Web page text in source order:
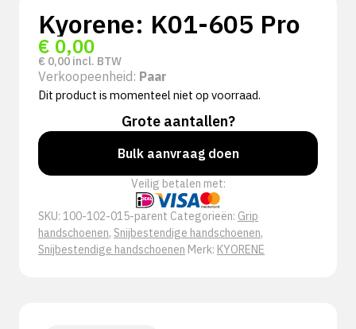
Kyorene: K01-605 Pro
€ 0,00
€ 0,00 incl. BTW
Verkoopeenheid: Paar
Dit product is momenteel niet op voorraad.
Grote aantallen?
Bulk aanvraag doen
Veilig betalen met:
SKU: 100-102-015-parent Categorieën: Grip
handschoenen, Snijbestendige handschoenen,
Snijbestendige handschoenen Merk: KYORENE